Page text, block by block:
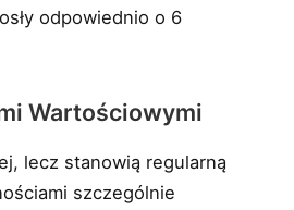
odpowiednio o 6
Wartościowymi
lecz stanowią regularną
szczególnie